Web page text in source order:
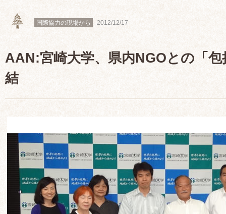
国際協力の現場から 2012/12/17
AAN:宮崎大学、県内NGOとの「
結